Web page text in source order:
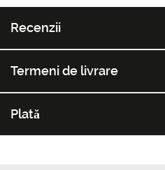
Recenzii
Termeni de livrare
Plată